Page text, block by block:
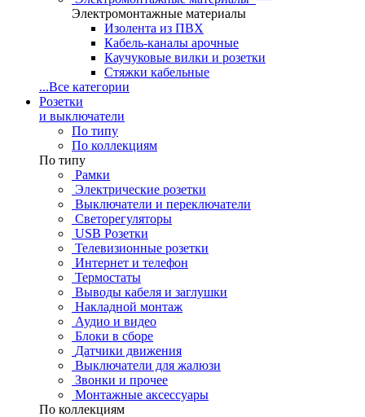
Электромонтажные материалы
Изолента из ПВХ
Кабель-каналы арочные
Каучуковые вилки и розетки
Стяжки кабельные
...Все категории
Розетки
и выключатели
По типу
По коллекциям
По типу
Рамки
Электрические розетки
Выключатели и переключатели
Светорегуляторы
USB Розетки
Телевизионные розетки
Интернет и телефон
Термостаты
Выводы кабеля и заглушки
Накладной монтаж
Аудио и видео
Блоки в сборе
Датчики движения
Выключатели для жалюзи
Звонки и прочее
Монтажные аксессуары
По коллекциям